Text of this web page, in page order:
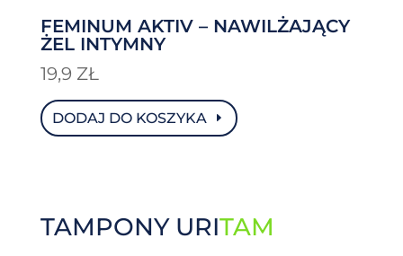
FEMINUM AKTIV – NAWILŻAJĄCY
ŻEL INTYMNY
19,9 ZŁ
DODAJ DO KOSZYKA
TAMPONY URITAM